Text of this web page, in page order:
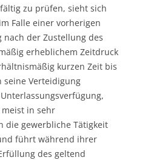
zu prüfen, sieht sich
Falle einer vorherigen
der Zustellung des
erheblichem Zeitdruck
kurzen Zeit bis
Verteidigung
in sehr
die gewerbliche Tätigkeit
führt während ihrer
des geltend